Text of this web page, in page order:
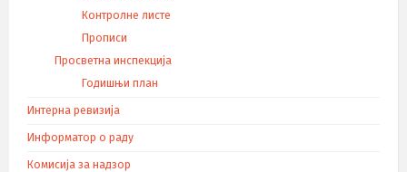
Контролне листе
Прописи
Просветна инспекција
Годишњи план
Интерна ревизија
Информатор о раду
Комисија за надзор